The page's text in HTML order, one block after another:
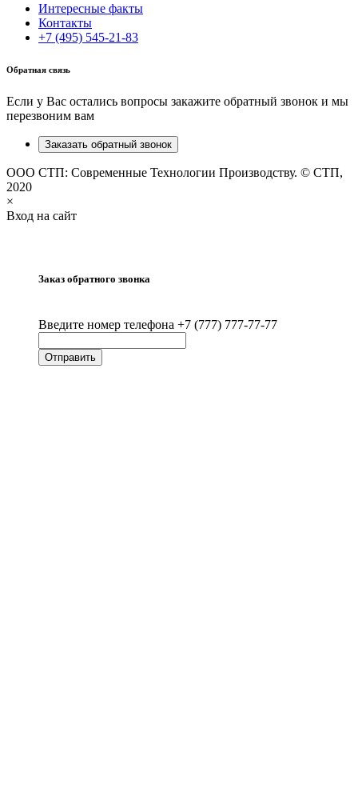
Интересные факты
Контакты
+7 (495) 545-21-83
Обратная связь
Если у Вас остались вопросы закажите обратный звонок и мы
перезвоним вам
Заказать обратный звонок
ООО СТП: Современные Технологии Производству. © СТП,
2020
×
Вход на сайт
Заказ обратного звонка
Введите номер телефона +7 (777) 777-77-77
Отправить